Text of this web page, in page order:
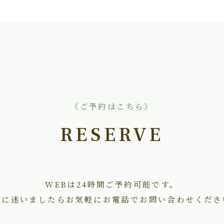
《ご予約はこちら》
RESERVE
WEBは24時間ご予約可能です。
迷いましたらお気軽にお電話でお問い合わせくだ